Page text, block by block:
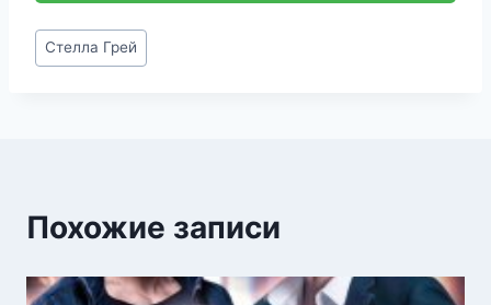
Метки
записи:
Стелла Грей
Похожие записи